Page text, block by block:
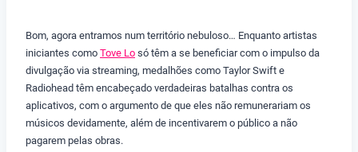
Bom, agora entramos num território nebuloso… Enquanto artistas
iniciantes como Tove Lo só têm a se beneficiar com o impulso da
divulgação via streaming, medalhões como Taylor Swift e
Radiohead têm encabeçado verdadeiras batalhas contra os
aplicativos, com o argumento de que eles não remunerariam os
músicos devidamente, além de incentivarem o público a não
pagarem pelas obras.